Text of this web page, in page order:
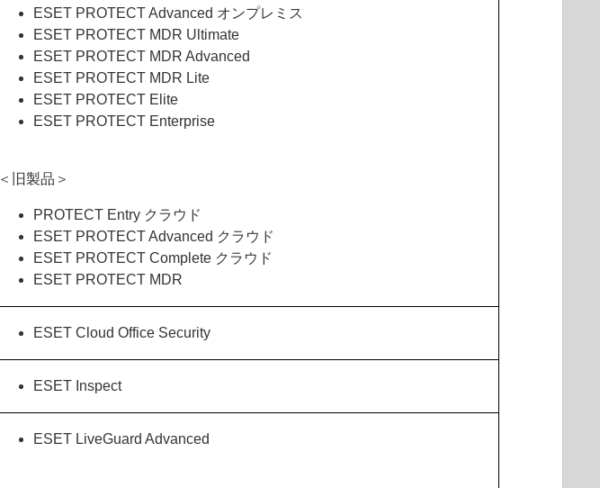
ESET PROTECT Advanced オンプレミス
ESET PROTECT MDR Ultimate
ESET PROTECT MDR Advanced
ESET PROTECT MDR Lite
ESET PROTECT Elite
ESET PROTECT Enterprise
＜旧製品＞
PROTECT Entry クラウド
ESET PROTECT Advanced クラウド
ESET PROTECT Complete クラウド
ESET PROTECT MDR
ESET Cloud Office Security
ESET Inspect
ESET LiveGuard Advanced